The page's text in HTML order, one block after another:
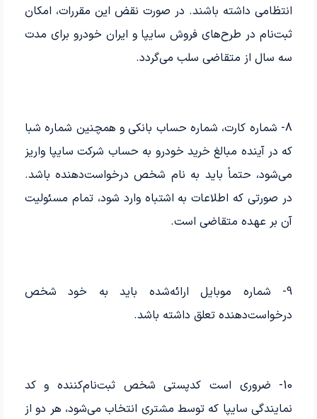
انتظامی داشته باشند. در صورت نقض این مقررات، امکان
ثبت‌نام در طرح‌های فروش سایپا و ایران خودرو برای مدت
سه سال از متقاضی سلب می‌گردد.
8- شماره کارت، شماره حساب بانکی و همچنین شماره شبا
که در آینده مبالغ خرید خودرو به حساب شرکت سایپا واریز
می‌شود، حتماً باید به نام شخص درخواست‌دهنده باشد.
در صورتی که اطلاعات به اشتباه وارد شود، تمام مسئولیت
آن بر عهده متقاضی است.
9- شماره موبایل ارائه‌شده باید به خود شخص
درخواست‌دهنده تعلق داشته باشد.
10- ضروری است کدپستی شخص ثبت‌نام‌کننده و کد
نمایندگی سایپا که توسط مشتری انتخاب می‌شود، هر دو از